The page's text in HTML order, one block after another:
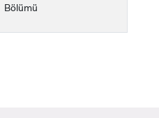
Bölümü